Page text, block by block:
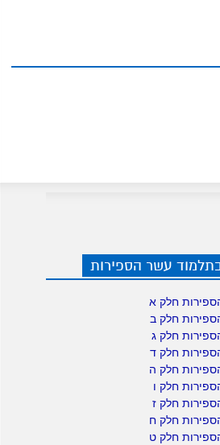
עשר הספירות
חלק א
חלק ב
חלק ג
חלק ד
חלק ה
חלק ו
חלק ז
חלק ח
חלק ט